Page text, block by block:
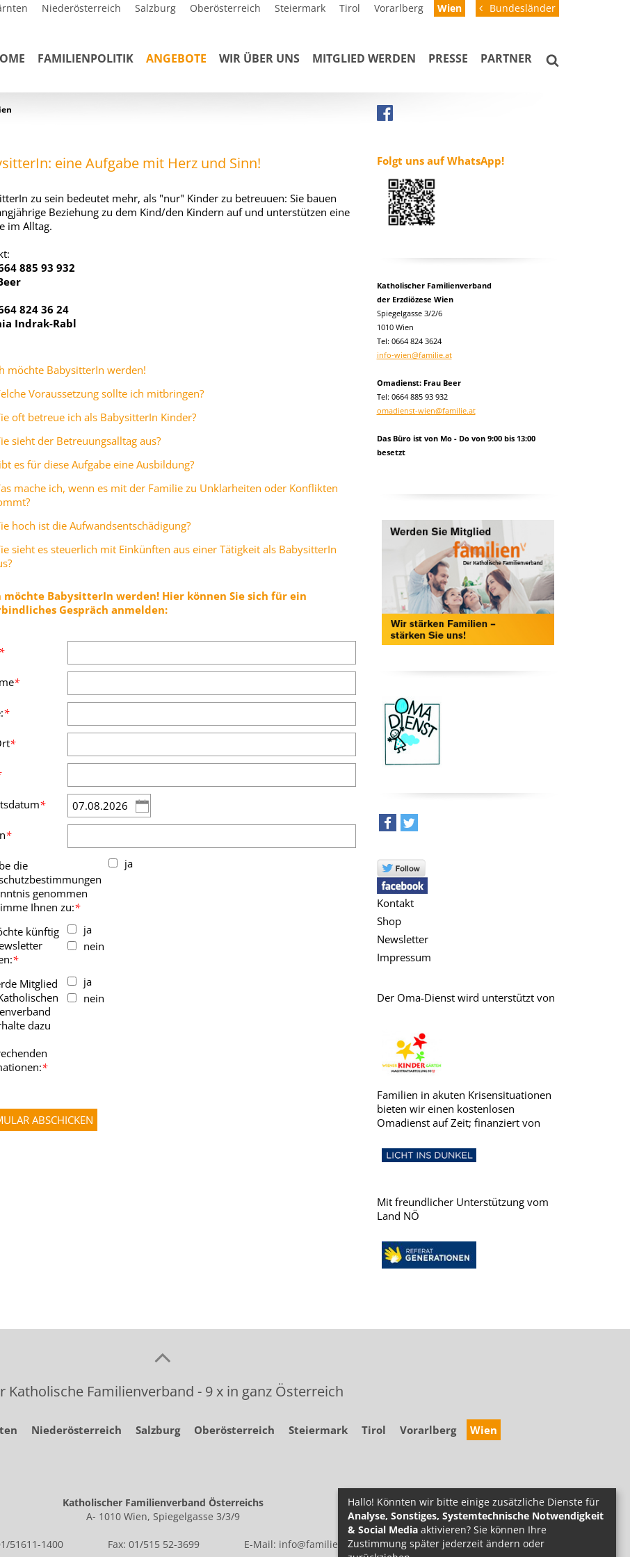
Niederösterreich Salzburg Oberösterreich Steiermark Tirol Vorarlberg Wien Bundesländer
FAMILIENPOLITIK ANGEBOTE WIR ÜBER UNS MITGLIED WERDEN PRESSE PARTNER
eine Aufgabe mit Herz und Sinn!
zu sein bedeutet mehr, als "nur" Kinder zu betreuuen: Sie bauen
Beziehung zu dem Kind/den Kindern auf und unterstützen eine
im Alltag.
885 93 932
824 36 24
Indrak-Rabl
möchte BabysitterIn werden!
Voraussetzung sollte ich mitbringen?
oft betreue ich als BabysitterIn Kinder?
sieht der Betreuungsalltag aus?
es für diese Aufgabe eine Ausbildung?
mache ich, wenn es mit der Familie zu Unklarheiten oder Konflikten
hoch ist die Aufwandsentschädigung?
sieht es steuerlich mit Einkünften aus einer Tätigkeit als BabysitterIn
möchte BabysitterIn werden! Hier können Sie sich für ein
Gespräch anmelden:
*
*
*
*
*
die
genommen
Ihnen zu:*
ja
künftig
*
ja
nein
Mitglied
dazu
*
ja
nein
Folgt uns auf WhatsApp!
Katholischer Familienverband
der Erzdiözese Wien
Spiegelgasse 3/2/6
1010 Wien
Tel: 0664 824 3624
info-wien@familie.at
Omadienst: Frau Beer
Tel: 0664 885 93 932
omadienst-wien@familie.at
Das Büro ist von Mo - Do von 9:00 bis 13:00
besetzt
Kontakt
Shop
Newsletter
Impressum
Der Oma-Dienst wird unterstützt von
Familien in akuten Krisensituationen
bieten wir einen kostenlosen
Omadienst auf Zeit; finanziert von
Mit freundlicher Unterstützung vom
Land NÖ
Katholische Familienverband - 9 x in ganz Österreich
Niederösterreich Salzburg Oberösterreich Steiermark Tirol Vorarlberg Wien
Katholischer Familienverband Österreichs
A- 1010 Wien, Spiegelgasse 3/3/9
51611-1400 Fax: 01/515 52-3699 E-Mail: info@familie.at
Hallo! Könnten wir bitte einige zusätzliche Dienste für
Analyse, Sonstiges, Systemtechnische Notwendigkeit
& Social Media aktivieren? Sie können Ihre
Zustimmung später jederzeit ändern oder